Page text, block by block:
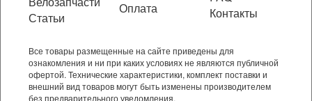
Статьи
Оплата
Контакты
Все товары размещенные на сайте приведены для
ознакомления и ни при каких условиях не являются публичной
офертой. Технические характеристики, комплект поставки и
внешний вид товаров могут быть изменены производителем
без предварительного уведомления.